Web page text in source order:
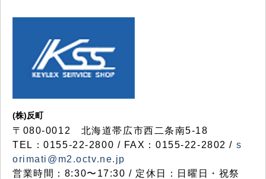
(株)反町
〒080-0012 北海道帯広市西二条南5-18
TEL：0155-22-2800 / FAX：0155-22-2802 / s
orimati@m2.octv.ne.jp
営業時間：8:30〜17:30 / 定休日：日曜日・祝祭